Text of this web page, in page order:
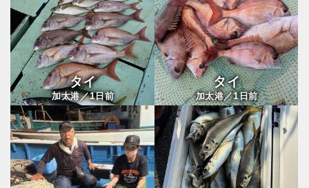
タイ
加太港／1日前
タイ
加太港／1日前